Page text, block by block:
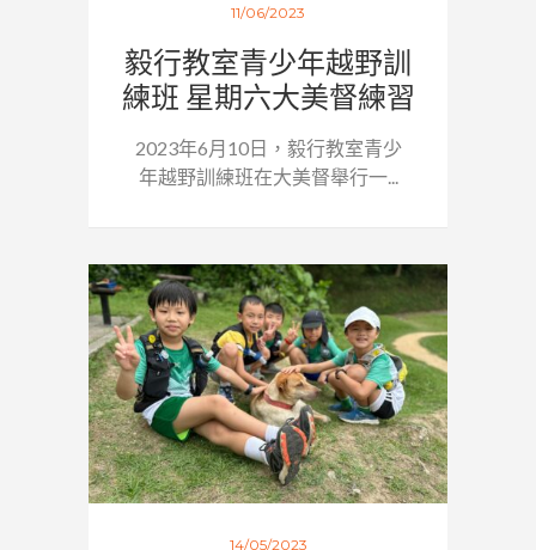
11/06/2023
毅行教室青少年越野訓
練班 星期六大美督練習
2023年6月10日，毅行教室青少
年越野訓練班在大美督舉行一...
14/05/2023